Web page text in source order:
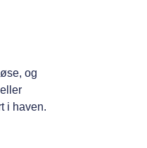
og
i haven.